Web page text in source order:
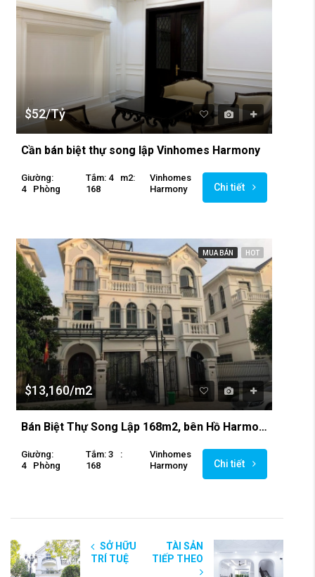
$52/Tỷ
Cần bán biệt thự song lập Vinhomes Harmony
Giường:
4
Phòng
Tắm: 4
M2:
168
Vinhomes
Harmony
Chi tiết
MUA BÁN HOT
$13,160/m2
Bán Biệt Thự Song Lập 168m2, bên Hồ Harmony Tuylip 4
Giường:
4
Phòng
Tắm: 3
:
168
Vinhomes
Harmony
Chi tiết
SỞ HỮU
TRÍ TUỆ
TÀI SẢN
TIẾP THEO